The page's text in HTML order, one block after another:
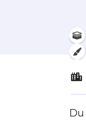
Du